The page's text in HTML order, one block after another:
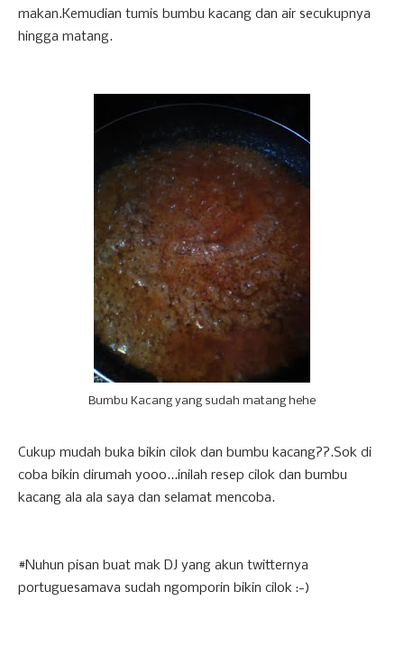
makan.Kemudian tumis bumbu kacang dan air secukupnya
hingga matang.
Bumbu Kacang yang sudah matang hehe
Cukup mudah buka bikin cilok dan bumbu kacang??.Sok di
coba bikin dirumah yooo...inilah resep cilok dan bumbu
kacang ala ala saya dan selamat mencoba.
#Nuhun pisan buat mak DJ yang akun twitternya
portuguesamava sudah ngomporin bikin cilok :-)